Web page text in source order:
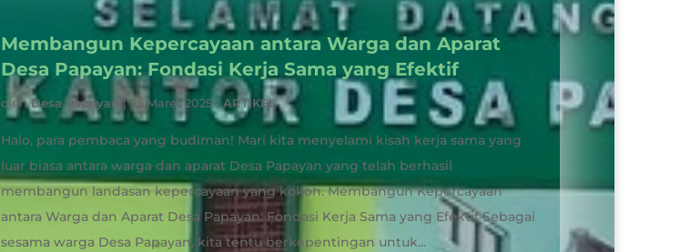
Membangun Kepercayaan antara Warga dan Aparat
Desa Papayan: Fondasi Kerja Sama yang Efektif
olehDesa Papayan |25 Maret 2025|ARTIKEL
Halo, para pembaca yang budiman! Mari kita menyelami kisah kerja sama yang
luar biasa antara warga dan aparat Desa Papayan yang telah berhasil
membangun landasan kepercayaan yang kokoh. Membangun Kepercayaan
antara Warga dan Aparat Desa Papayan: Fondasi Kerja Sama yang Efektif Sebagai
sesama warga Desa Papayan, kita tentu berkepentingan untuk...